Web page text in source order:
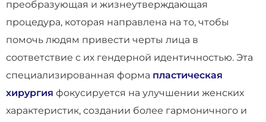
преобразующая и жизнеутверждающая
процедура, которая направлена на то, чтобы
помочь людям привести черты лица в
соответствие с их гендерной идентичностью. Эта
специализированная форма пластическая
хирургия фокусируется на улучшении женских
характеристик, создании более гармоничного и